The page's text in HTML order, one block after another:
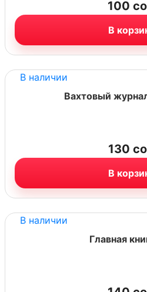
100
В
В наличии
Вахтовый
130
В
В наличии
Главная